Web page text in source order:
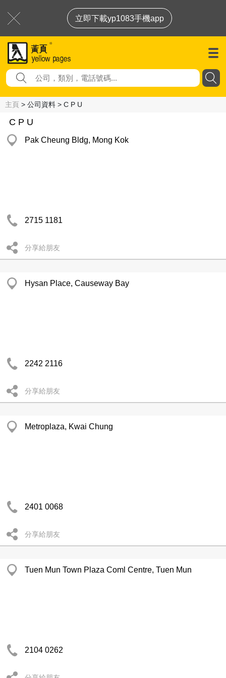
立即下載yp1083手機app
主頁 > 公司資料 > C P U
C P U
Pak Cheung Bldg, Mong Kok
2715 1181
分享給朋友
Hysan Place, Causeway Bay
2242 2116
分享給朋友
Metroplaza, Kwai Chung
2401 0068
分享給朋友
Tuen Mun Town Plaza Coml Centre, Tuen Mun
2104 0262